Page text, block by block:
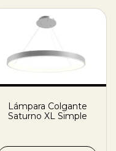
Lámpara Colgante
Saturno XL Simple